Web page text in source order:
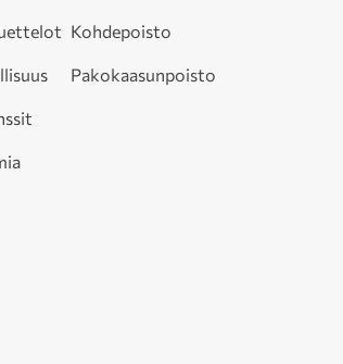
Kohdepoisto
Pakokaasunpoisto